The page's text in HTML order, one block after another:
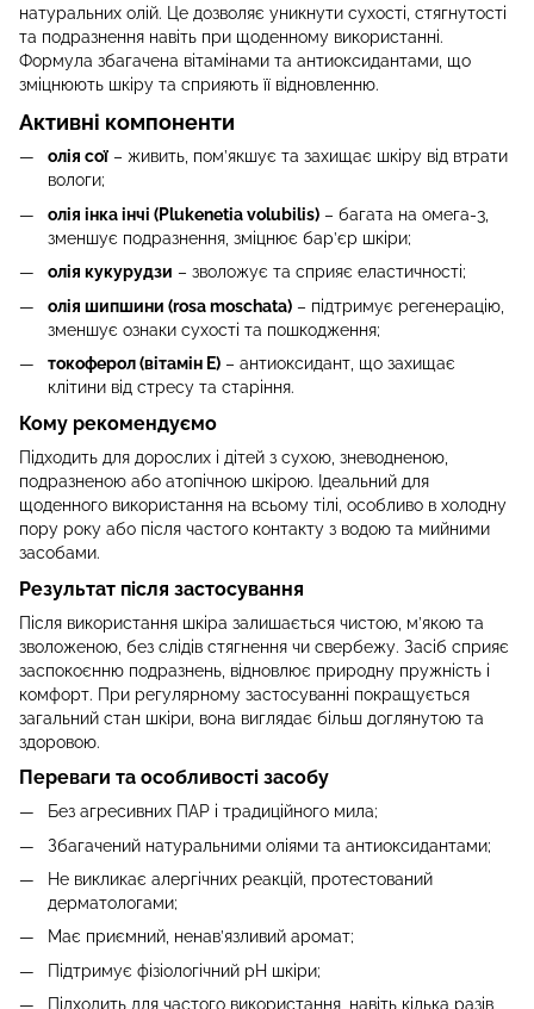
натуральних олій. Це дозволяє уникнути сухості, стягнутості
та подразнення навіть при щоденному використанні.
Формула збагачена вітамінами та антиоксидантами, що
зміцнюють шкіру та сприяють її відновленню.
Активні компоненти
олія сої – живить, пом’якшує та захищає шкіру від втрати
вологи;
олія інка інчі (Plukenetia volubilis) – багата на омега-3,
зменшує подразнення, зміцнює бар’єр шкіри;
олія кукурудзи – зволожує та сприяє еластичності;
олія шипшини (rosa moschata) – підтримує регенерацію,
зменшує ознаки сухості та пошкодження;
токоферол (вітамін Е) – антиоксидант, що захищає
клітини від стресу та старіння.
Кому рекомендуємо
Підходить для дорослих і дітей з сухою, зневодненою,
подразненою або атопічною шкірою. Ідеальний для
щоденного використання на всьому тілі, особливо в холодну
пору року або після частого контакту з водою та мийними
засобами.
Результат після застосування
Після використання шкіра залишається чистою, м’якою та
зволоженою, без слідів стягнення чи свербежу. Засіб сприяє
заспокоєнню подразнень, відновлює природну пружність і
комфорт. При регулярному застосуванні покращується
загальний стан шкіри, вона виглядає більш доглянутою та
здоровою.
Переваги та особливості засобу
Без агресивних ПАР і традиційного мила;
Збагачений натуральними оліями та антиоксидантами;
Не викликає алергічних реакцій, протестований
дерматологами;
Має приємний, ненав’язливий аромат;
Підтримує фізіологічний pH шкіри;
Підходить для частого використання, навіть кілька разів